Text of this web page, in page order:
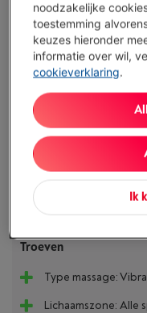
2 jaar garantie
Binnen minstens 3 weken
€ 59,99
Troeven
Type massage:
Lichaamszone: Alle
noodzakelijke
toestemming
keuzes hieronder
informatie over wil,
cookieverklaring.
Ik